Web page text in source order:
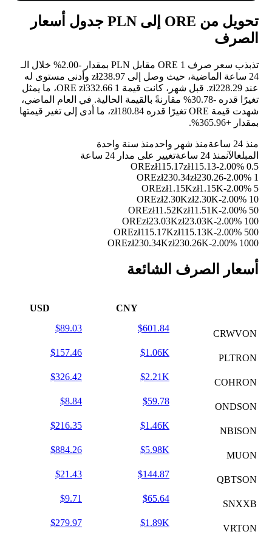
تحويل من ORE إلى PLN جدول أسعار
الصرف
تذبذب سعر صرف 1 ORE مقابل PLN بمقدار -2.00%
خلال الـ
24 ساعة الماضية، حيث وصل إلى zł238.97 وأدنى مستوى له
عند zł228.29. قبل شهر، كانت قيمة 1 ORE zł332.66، ما يمثل
تغيرًا قدره -30.78%
مقارنةً بالقيمة الحالية. في العام الماضي،
شهدت قيمة ORE تغيرًا قدره zł180.84، ما أدى إلى تغير قيمتها
بمقدار +365.96%
.
منذ 24 ساعة منذ شهر واحدمنذ سنة واحدة
المبلغالآنمنذ 24 ساعة
تغيير على مدار 24 ساعة
0.5 ORE
zł115.17zł115.13-2.00%
1 ORE
zł230.34zł230.26-2.00%
5 ORE
zł1.15Kzł1.15K-2.00%
10 ORE
zł2.30Kzł2.30K-2.00%
50 ORE
zł11.52Kzł11.51K-2.00%
100 ORE
zł23.03Kzł23.03K-2.00%
500 ORE
zł115.17Kzł115.13K-2.00%
1000 ORE
zł230.34Kzł230.26K-2.00%
أسعار الصرف الشائعة
CNY
USD
CRWVON
$601.84
$89.03
PLTRON
$1.06K
$157.46
COHRON
$2.21K
$326.42
ONDSON
$59.78
$8.84
NBISON
$1.46K
$216.35
MUON
$5.98K
$884.26
QBTSON
$144.87
$21.43
SNXXB
$65.64
$9.71
VRTON
$1.89K
$279.97